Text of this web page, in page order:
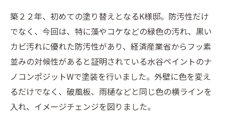
築２２年、初めての塗り替えとなるK様邸。防汚性だけ
でなく、今回は、特に藻やコケなどの緑色の汚れ、黒い
カビ汚れに優れた防汚性があり、経済産業省からフッ素
並みの対候性があると証明されている水谷ペイントのナ
ノコンポジットWで塗装を行いました。外壁に色を変え
るだけでなく、破風板、雨樋などと同じ色の横ラインを
入れ、イメージチェンジを図りました。